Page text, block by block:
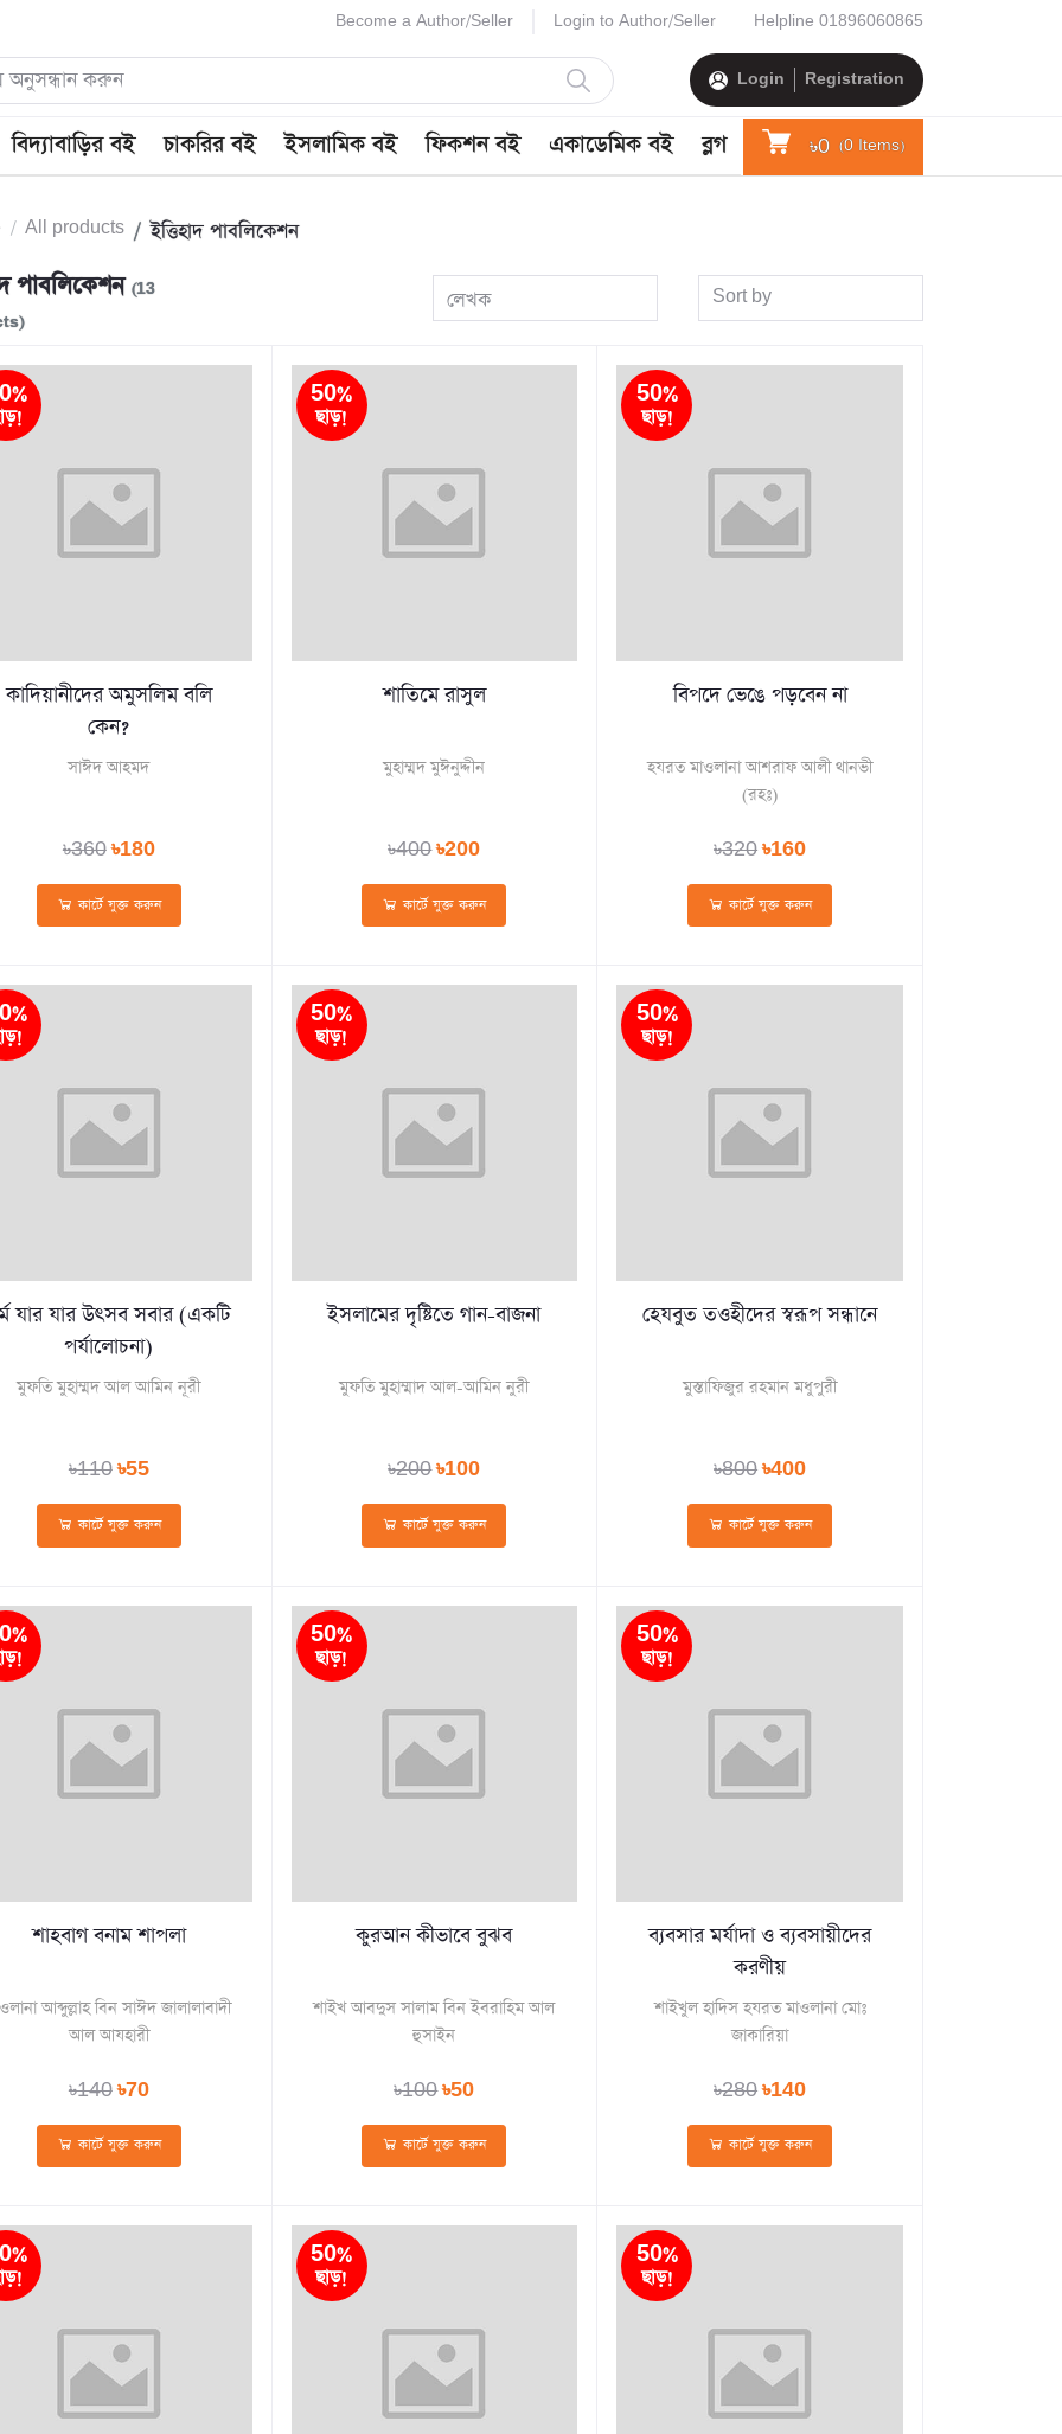
Become a Author/Seller Login to Author/Seller Helpline 01896060865
Login Registration
বিদ্যাবাড়ির বই চাকরির বই ইসলামিক বই ফিকশন বই একাডেমিক বই ব্লগ ৳0 (0 Items)
All products ইত্তিহাদ পাবলিকেশন
পাবলিকেশন (13
লেখক Sort by
কাদিয়ানীদের অমুসলিম বলি
কেন?
সাঈদ আহমদ
৳360৳180
কার্টে যুক্ত করুন
50%
ছাড়!
শাতিমে রাসুল
মুহাম্মদ মুঈনুদ্দীন
৳400৳200
কার্টে যুক্ত করুন
50%
ছাড়!
বিপদে ভেঙে পড়বেন না
হযরত মাওলানা আশরাফ আলী থানভী
(রহঃ)
৳320৳160
কার্টে যুক্ত করুন
যার যার উৎসব সবার (একটি
পর্যালোচনা)
মুফতি মুহাম্মদ আল আমিন নূরী
৳110৳55
কার্টে যুক্ত করুন
50%
ছাড়!
ইসলামের দৃষ্টিতে গান-বাজনা
মুফতি মুহাম্মাদ আল-আমিন নুরী
৳200৳100
কার্টে যুক্ত করুন
50%
ছাড়!
হেযবুত তওহীদের স্বরূপ সন্ধানে
মুস্তাফিজুর রহমান মধুপুরী
৳800৳400
কার্টে যুক্ত করুন
শাহবাগ বনাম শাপলা
আব্দুল্লাহ বিন সাঈদ জালালাবাদী
আল আযহারী
৳140৳70
কার্টে যুক্ত করুন
50%
ছাড়!
কুরআন কীভাবে বুঝব
শাইখ আবদুস সালাম বিন ইবরাহিম আল
হুসাইন
৳100৳50
কার্টে যুক্ত করুন
50%
ছাড়!
ব্যবসার মর্যাদা ও ব্যবসায়ীদের
করণীয়
শাইখুল হাদিস হযরত মাওলানা মোঃ
জাকারিয়া
৳280৳140
কার্টে যুক্ত করুন
50%
ছাড়!
50%
ছাড়!